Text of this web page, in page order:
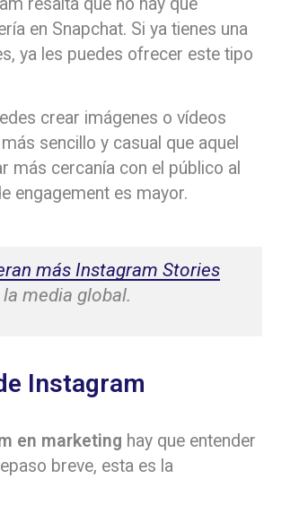
en Snapchat. Si ya tienes una
ya les puedes ofrecer este tipo
crear imágenes o vídeos
sencillo y casual que aquel
más cercanía con el público al
engagement es mayor.
más Instagram Stories
media global.
Instagram
en marketing hay que entender
breve, esta es la